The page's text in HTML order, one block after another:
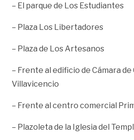
– El parque de Los Estudiantes
– Plaza Los Libertadores
– Plaza de Los Artesanos
– Frente al edificio de Cámara
Villavicencio
– Frente al centro comercial
– Plazoleta de la Iglesia del